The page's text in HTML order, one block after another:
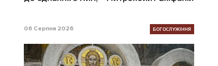
06 Серпня 2026 БОГОСЛУЖІННЯ